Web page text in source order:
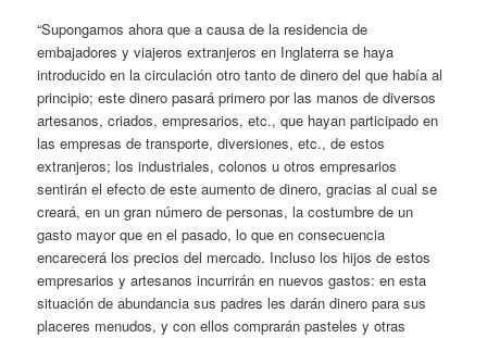
“Supongamos ahora que a causa de la residencia de
embajadores y viajeros extranjeros en Inglaterra se haya
introducido en la circulación otro tanto de dinero del que había al
principio; este dinero pasará primero por las manos de diversos
artesanos, criados, empresarios, etc., que hayan participado en
las empresas de transporte, diversiones, etc., de estos
extranjeros; los industriales, colonos u otros empresarios
sentirán el efecto de este aumento de dinero, gracias al cual se
creará, en un gran número de personas, la costumbre de un
gasto mayor que en el pasado, lo que en consecuencia
encarecerá los precios del mercado. Incluso los hijos de estos
empresarios y artesanos incurrirán en nuevos gastos: en esta
situación de abundancia sus padres les darán dinero para sus
placeres menudos, y con ellos comprarán pasteles y otras